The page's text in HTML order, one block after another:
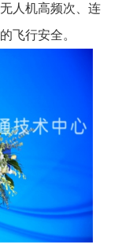
人机高频次、连
飞行安全。